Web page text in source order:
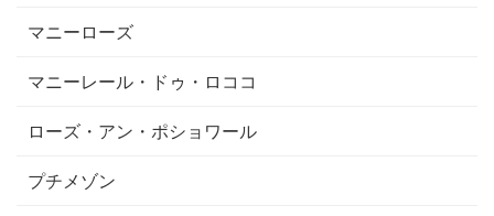
マニーローズ
マニーレール・ドゥ・ロココ
ローズ・アン・ポショワール
プチメゾン